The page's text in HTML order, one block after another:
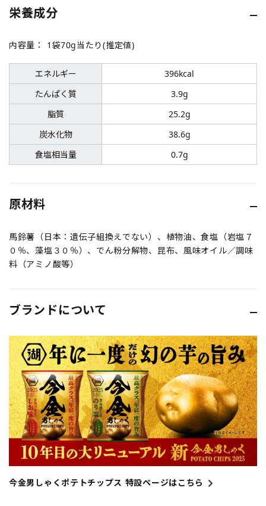
栄養成分
内容量： 1袋70g当たり(推定値)
エネルギー
たんぱく質
脂質
炭水化物
食塩相当量
396kcal
3.9g
25.2g
38.6g
0.7g
原材料
馬鈴薯（日本：遺伝子組換えでない）、植物油、食塩（岩塩７
０％、藻塩３０％）、でん粉分解物、昆布、風味オイル／調味
料（アミノ酸等）
ブランドについて
今金男しゃくポテトチップス 特設ページはこちら